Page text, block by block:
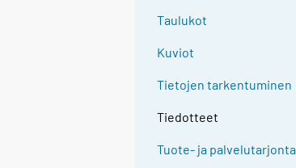
Taulukot
Kuviot
Tietojen tarkentuminen
Tiedotteet
Tuote- ja palvelutarjonta